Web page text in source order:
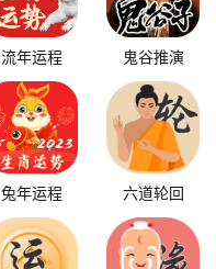
流年运程 鬼谷推演
兔年运程 六道轮回